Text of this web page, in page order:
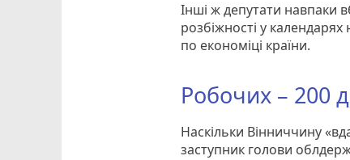
Інші ж депутати навпаки
розбіжності у календарях
по економіці країни.
Робочих – 200
Наскільки Вінниччину
заступник голови